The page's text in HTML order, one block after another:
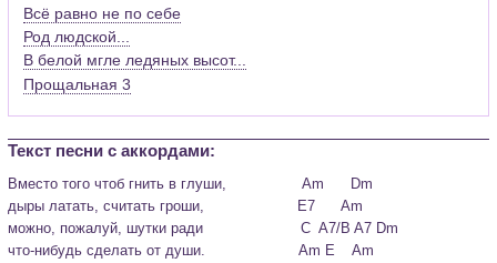
Всё равно не по себе
Род людской...
В белой мгле ледяных высот...
Прощальная 3
Текст песни c аккордами:
Вместо того чтоб гнить в глуши,                 Am      Dm
дыры латать, считать гроши,                     E7      Am
можно, пожалуй, шутки ради                      C  A7/B A7 Dm
что-нибудь сделать от души.                     Am E    Am